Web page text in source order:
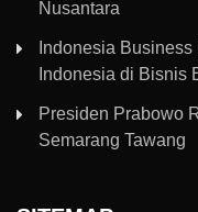
Nusantara
Indonesia
Indonesia di Bisnis
Presiden Prabowo
Semarang Tawang